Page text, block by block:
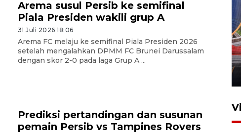
Arema susul Persib ke semifinal
Piala Presiden wakili grup A
31 Juli 2026 18:06
Arema FC melaju ke semifinal Piala Presiden 2026
setelah mengalahkan DPMM FC Brunei Darussalam
dengan skor 2-0 pada laga Grup A ...
Prediksi pertandingan dan susunan
pemain Persib vs Tampines Rovers
Komisi V DPR tinjau
perlintasan sebidang di
Stasiun Bogor